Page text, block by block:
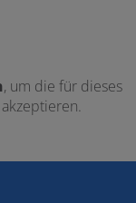
, um die für dieses